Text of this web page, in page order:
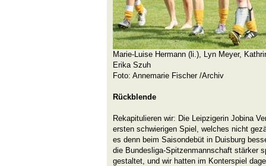
Marie-Luise Hermann (li.), Lyn Meyer,
Erika Szuh
Foto: Annemarie Fischer /Archiv
Rückblende
Rekapitulieren wir: Die Leipzigerin Jobina
ersten schwierigen Spiel, welches nicht
es denn beim Saisondebüt in Duisburg
die Bundesliga-Spitzenmannschaft stärker
gestaltet, und wir hatten im Konterspiel